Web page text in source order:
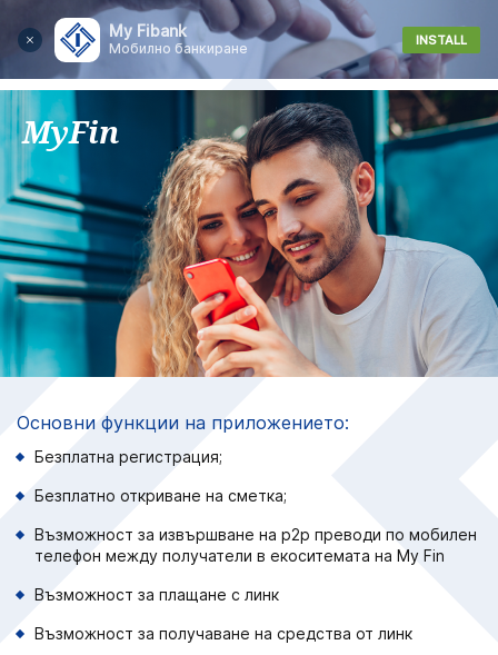
My Fibank
Мобилно банкиране
INSTALL
MyFin
Основни функции на приложението:
Безплатна регистрация;
Безплатно откриване на сметка;
Възможност за извършване на р2p преводи по мобилен
телефон между получатели в екоситемата на My Fin
Възможност за плащане с линк
Възможност за получаване на средства от линк